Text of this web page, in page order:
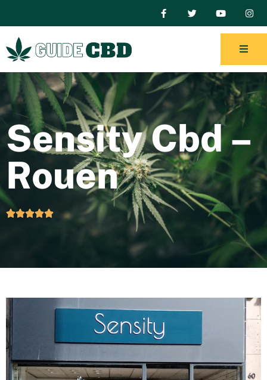
Sensity Cbd –
Rouen
